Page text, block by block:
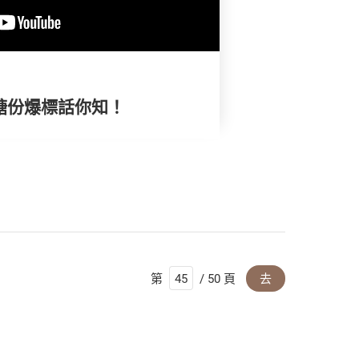
爆標話你知！
第 / 50 頁 去